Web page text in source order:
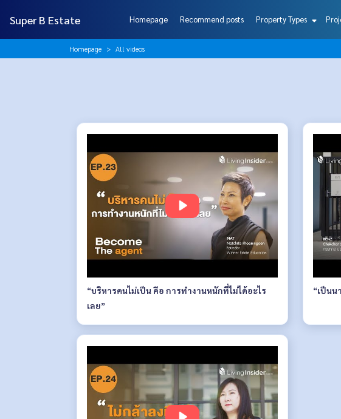
Super B Estate Homepage Recommend posts Property Types
Homepage All videos
“บริหารคนไม่เป็น คือ การทำงานหนักที่ไม่ได้อะไร
เลย”
“เป็น